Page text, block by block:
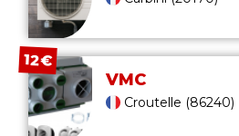
VMC
Croutelle (86240)
12€